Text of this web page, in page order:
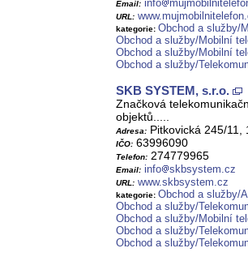
Email: info
URL:
kategorie: Obchod a služby/
Obchod a služby/Mobilní
Obchod a služby/Mobilní
Obchod a služby/
SKB SYSTEM, s.r.o.
Značková
objektů.....
Adresa: Pitkovická 245/11,
IČO: 63996090
Telefon: 274779965
Email: info skbsystem.cz
URL: www.skbsystem.cz
kategorie: Obchod a služby/
Obchod a služby/
Obchod a služby/Mobilní
Obchod a služby/
Obchod a služby/